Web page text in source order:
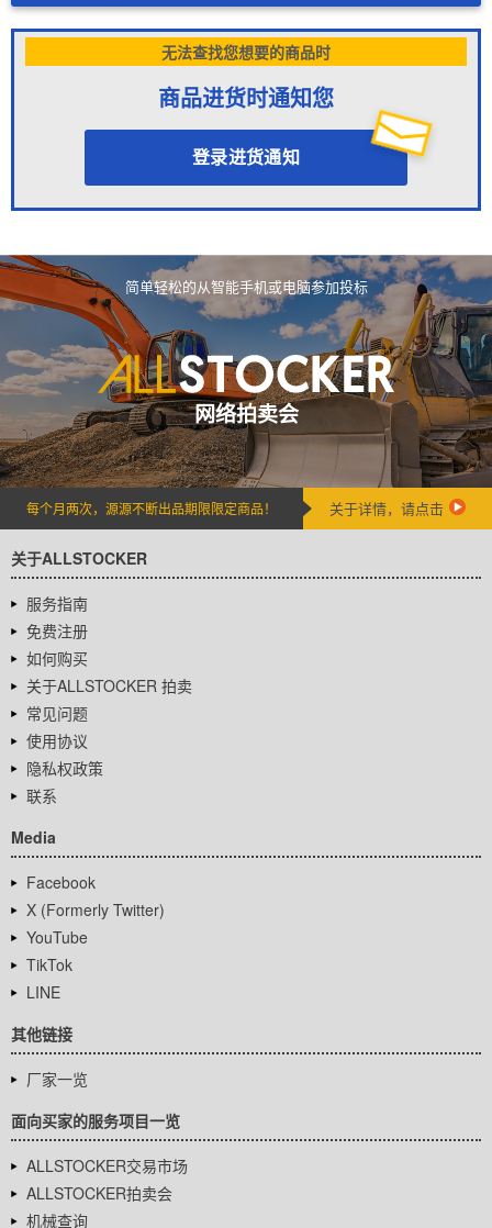
无法查找您想要的商品时
商品进货时通知您
登录进货通知
简单轻松的从智能手机或电脑参加投标
网络拍卖会
每个月两次，源源不断出品期限限定商品！ 关于详情，请点击
关于ALLSTOCKER
服务指南
免费注册
如何购买
关于ALLSTOCKER 拍卖
常见问题
使用协议
隐私权政策
联系
Media
Facebook
X (Formerly Twitter)
YouTube
TikTok
LINE
其他链接
厂家一览
面向买家的服务项目一览
ALLSTOCKER交易市场
ALLSTOCKER拍卖会
机械查询